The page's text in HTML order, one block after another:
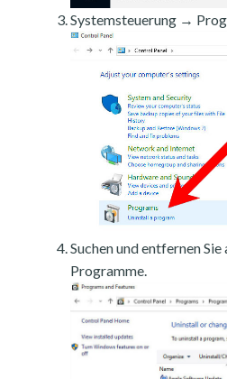
Systemsteuerung →
Suchen und entfernen
Programme.